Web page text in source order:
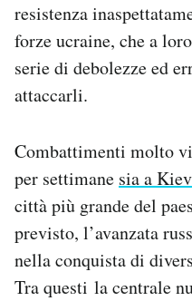
resistenza
forze ucraine, che a
serie di debolezze ed
attaccarli.
Combattimenti molto
per settimane sia a
città più grande del
previsto, l’avanzata
nella conquista di
Tra questi la centrale